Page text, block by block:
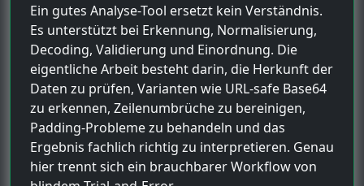
Ein gutes Analyse-Tool ersetzt kein Verständnis.
Es unterstützt bei Erkennung, Normalisierung,
Decoding, Validierung und Einordnung. Die
eigentliche Arbeit besteht darin, die Herkunft der
Daten zu prüfen, Varianten wie URL-safe Base64
zu erkennen, Zeilenumbrüche zu bereinigen,
Padding-Probleme zu behandeln und das
Ergebnis fachlich richtig zu interpretieren. Genau
hier trennt sich ein brauchbarer Workflow von